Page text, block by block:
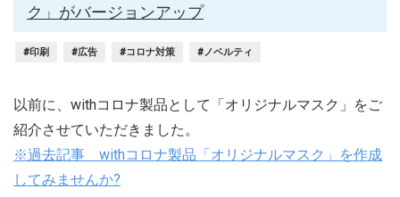
ク」がバージョンアップ
#印刷 #広告 #コロナ対策 #ノベルティ
以前に、withコロナ製品として「オリジナルマスク」をご
紹介させていただきました。
※過去記事 withコロナ製品「オリジナルマスク」を作成
してみませんか?